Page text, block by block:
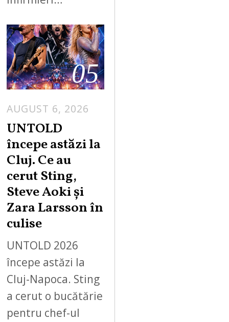
05
AUGUST 6, 2026
UNTOLD
începe astăzi la
Cluj. Ce au
cerut Sting,
Steve Aoki și
Zara Larsson în
culise
UNTOLD 2026
începe astăzi la
Cluj-Napoca. Sting
a cerut o bucătărie
pentru chef-ul